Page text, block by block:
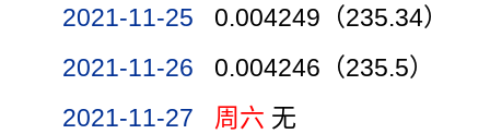
2021-11-25
0.004249（235.34）
2021-11-26
0.004246（235.5）
2021-11-27
周六 无